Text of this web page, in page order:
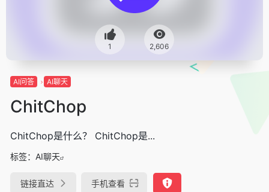
1 2,606
AI问答 AI聊天
ChitChop
ChitChop是什么？ ChitChop是...
标签： AI聊天
链接直达 手机查看